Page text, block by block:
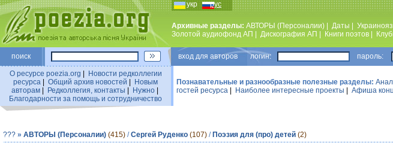
укр рус
Архивные разделы: АВТОРЫ (Персоналии) Даты
Золотой аудиофонд АП
Дискография АП Книги поэтов
поиск вход для авторов логин: пароль:
О ресурсе poezia.org
Новости редколлегии
ресурса
Общий архив новостей
Новым
авторам| Редколлегия, контакты Нужно|
Благодарности за помощь и сотрудничество
Познавательные и разнообразные полезные разделы:
гостей ресурса
Наиболее интересные проекты Афиша
??? » АВТОРЫ (Персоналии) (415) /Сергей Руденко (107) / Поэзия для (про) детей (2)